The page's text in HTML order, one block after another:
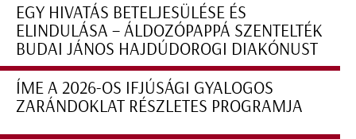
EGY HIVATÁS BETELJESÜLÉSE ÉS
ELINDULÁSA – ÁLDOZÓPAPPÁ SZENTELTÉK
BUDAI JÁNOS HAJDÚDOROGI DIAKÓNUST
ÍME A 2026-OS IFJÚSÁGI GYALOGOS
ZARÁNDOKLAT RÉSZLETES PROGRAMJA